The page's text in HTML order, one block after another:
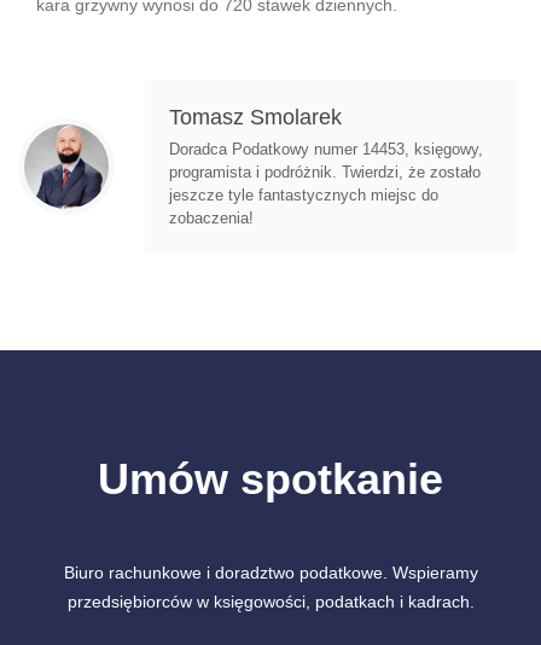
kara grzywny wynosi do 720 stawek dziennych.
Tomasz Smolarek
Doradca Podatkowy numer 14453, księgowy,
programista i podróżnik. Twierdzi, że zostało
jeszcze tyle fantastycznych miejsc do
zobaczenia!
Umów spotkanie
Biuro rachunkowe i doradztwo podatkowe. Wspieramy
przedsiębiorców w księgowości, podatkach i kadrach.